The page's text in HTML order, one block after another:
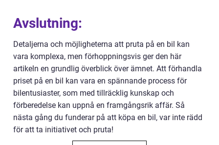
Avslutning:
Detaljerna och möjligheterna att pruta på en bil kan
vara komplexa, men förhoppningsvis ger den här
artikeln en grundlig överblick över ämnet. Att förhandla
priset på en bil kan vara en spännande process för
bilentusiaster, som med tillräcklig kunskap och
förberedelse kan uppnå en framgångsrik affär. Så
nästa gång du funderar på att köpa en bil, var inte rädd
för att ta initiativet och pruta!